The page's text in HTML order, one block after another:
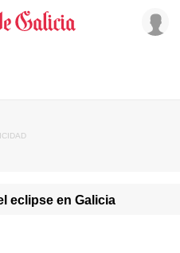
eclipse en Galicia